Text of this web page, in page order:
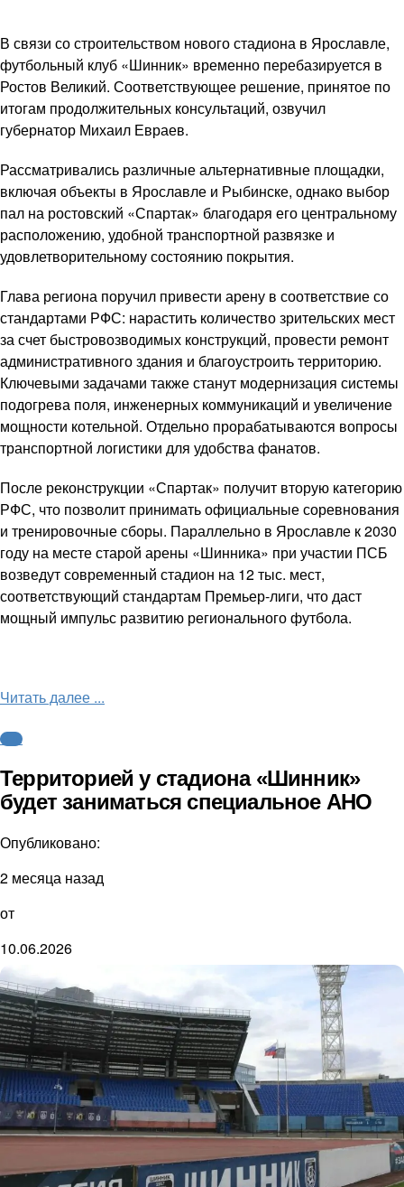
В связи со строительством нового стадиона в Ярославле,
футбольный клуб «Шинник» временно перебазируется в
Ростов Великий. Соответствующее решение, принятое по
итогам продолжительных консультаций, озвучил
губернатор Михаил Евраев.
Рассматривались различные альтернативные площадки,
включая объекты в Ярославле и Рыбинске, однако выбор
пал на ростовский «Спартак» благодаря его центральному
расположению, удобной транспортной развязке и
удовлетворительному состоянию покрытия.
Глава региона поручил привести арену в соответствие со
стандартами РФС: нарастить количество зрительских мест
за счет быстровозводимых конструкций, провести ремонт
административного здания и благоустроить территорию.
Ключевыми задачами также станут модернизация системы
подогрева поля, инженерных коммуникаций и увеличение
мощности котельной. Отдельно прорабатываются вопросы
транспортной логистики для удобства фанатов.
После реконструкции «Спартак» получит вторую категорию
РФС, что позволит принимать официальные соревнования
и тренировочные сборы. Параллельно в Ярославле к 2030
году на месте старой арены «Шинника» при участии ПСБ
возведут современный стадион на 12 тыс. мест,
соответствующий стандартам Премьер-лиги, что даст
мощный импульс развитию регионального футбола.
Читать далее ...
ФНЛ
Территорией у стадиона «Шинник»
будет заниматься специальное АНО
Опубликовано:
2 месяца назад
от
10.06.2026